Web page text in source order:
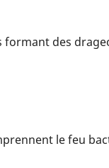
formant des
le feu